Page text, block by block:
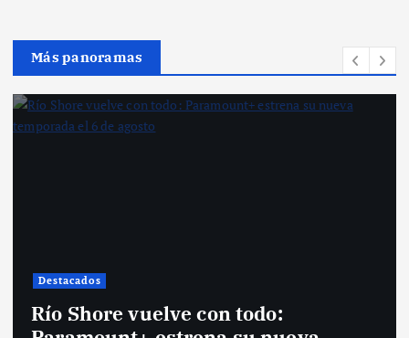
Más panoramas
Nueva York en la